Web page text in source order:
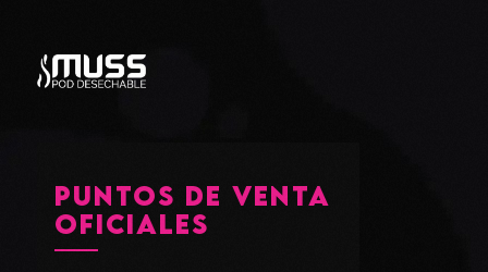
PUNTOS DE VENTA
OFICIALES